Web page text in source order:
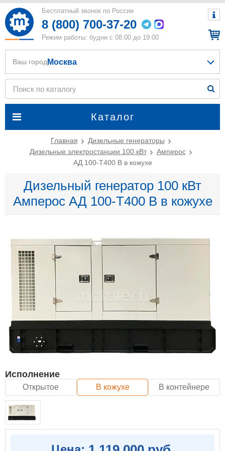
Бесплатный звонок по России
8 (800) 700-37-20
Режим работы: будни с 08:00 до 19:00
Каталог
Ваш город Москва
Главная
Дизельные генераторы
Дизельные электростанции 100 кВт
Амперос
АД 100-Т400 B в кожухе
Дизельный генератор 100 кВт
Амперос АД 100-Т400 B в кожухе
Исполнение
Открытое В кожухе В контейнере